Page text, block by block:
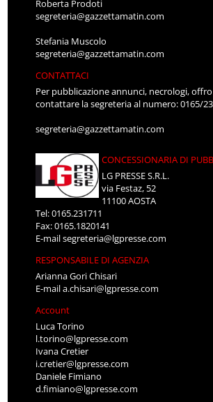
Roberta Prodoti
segreteria@gazzettamatin.com
Stefania Muscolo
segreteria@gazzettamatin.com
CONTATTACI
Per pubblicazione annunci, necrologi,
contattare la segreteria al numero: 0165/
segreteria@gazzettamatin.com
CONCESSIONARIA DI
LG PRESSE S.R.L.
via Festaz, 52
11100 AOSTA
Tel: 0165.231711
Fax: 0165.1820141
E-mailsegreteria@lgpresse.com
RESPONSABILE DI AGENZIA
Arianna Gori Chisari
E-maila.chisari@lgpresse.com
Account
Luca Torino
l.torino@lgpresse.com
Ivana Cretier
i.cretier@lgpresse.com
Daniele Fimiano
d.fimiano@lgpresse.com